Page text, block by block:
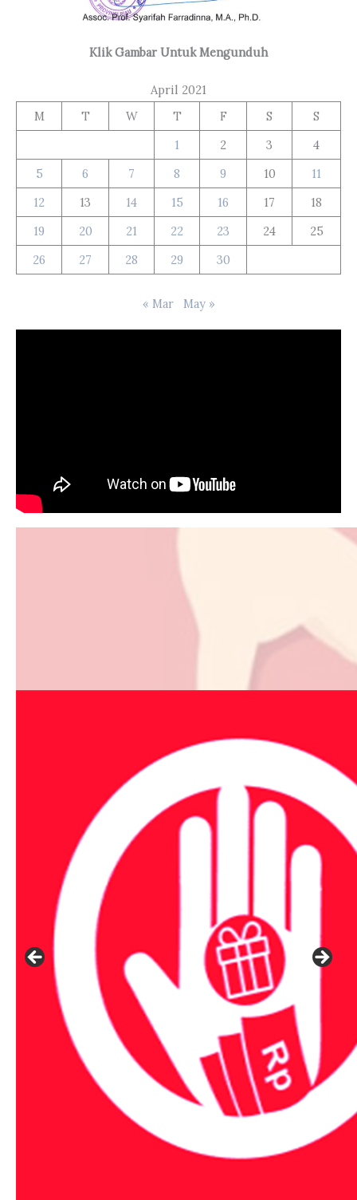
Klik Gambar Untuk Mengunduh
April 2021
M
T W T F S
S
1
2 3
4
5
6 7 8 9 10
11
12
13 14 15 16 17
18
19
20 21 22 23 24
25
26
27 28 29 30
« Mar May »